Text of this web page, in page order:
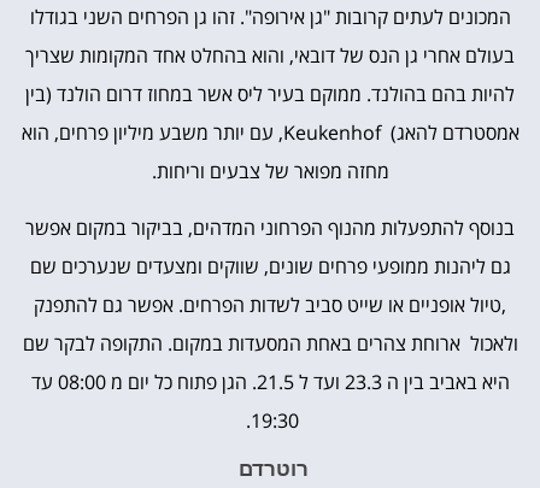
המכונים לעתים קרובות "גן אירופה". זהו גן הפרחים השני בגודלו
בעולם אחרי גן הנס של דובאי, והוא בהחלט אחד המקומות שצריך
להיות בהם בהולנד. ממוקם בעיר ליס אשר במחוז דרום הולנד (בין
אמסטרדם להאג) Keukenhof, עם יותר משבע מיליון פרחים, הוא
מחזה מפואר של צבעים וריחות.
בנוסף להתפעלות מהנוף הפרחוני המדהים, בביקור במקום אפשר
גם ליהנות ממופעי פרחים שונים, שווקים ומצעדים שנערכים שם
,טיול אופניים או שייט סביב לשדות הפרחים. אפשר גם להתפנק
ולאכול ארוחת צהרים באחת המסעדות במקום. התקופה לבקר שם
היא באביב בין ה 23.3 ועד ל 21.5. הגן פתוח כל יום מ 08:00 עד
19:30.
רוטרדם